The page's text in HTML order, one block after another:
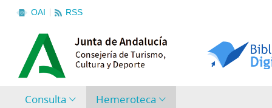
OAI RSS
Consulta Hemeroteca